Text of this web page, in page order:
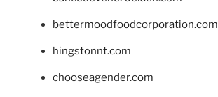
bettermoodfoodcorporation.com
hingstonnt.com
chooseagender.com